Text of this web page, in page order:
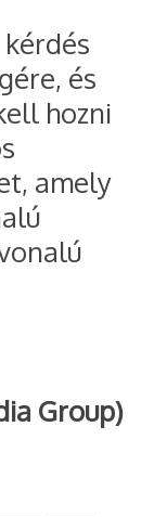
és
hozni
amely
Group)